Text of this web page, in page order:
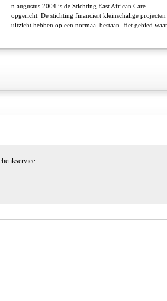
n augustus 2004 is de Stichting East African Care
opgericht. De stichting financiert kleinschalige
uitzicht hebben op een normaal bestaan. Het gebied